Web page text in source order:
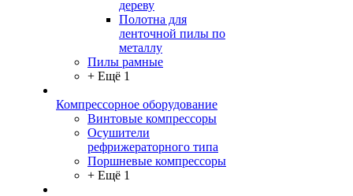
дереву
Полотна для
ленточной пилы по
металлу
Пилы рамные
+ Ещё 1
Компрессорное оборудование
Винтовые компрессоры
Осушители
рефрижераторного типа
Поршневые компрессоры
+ Ещё 1